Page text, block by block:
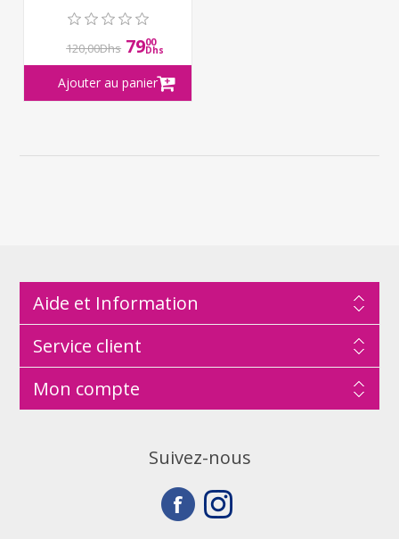
120,00Dhs 7900
Dhs
Aide et Information
Service client
Mon compte
Suivez-nous